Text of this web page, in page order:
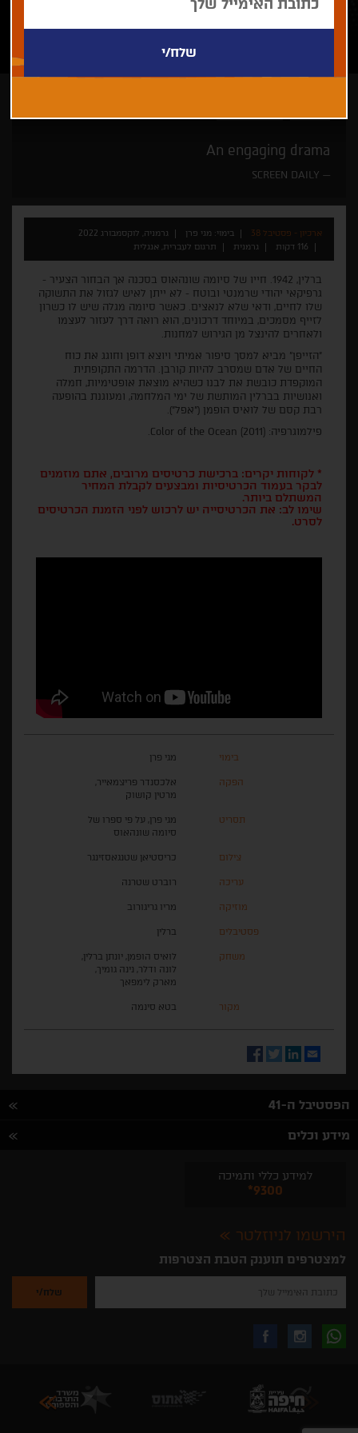
An engaging drama
SCREEN DAILY
ארכיון - פסטיבל 38 בימוי: מגי פרן
גרמניה, לוקסמבורג 2022
116 דקות
גרמנית תרגום לעברית, אנגלית
ברלין, 1942. חייו של סיומה שונהאוס בסכנה אך הבחור הצעיר -
גרפיקאי יהודי שרמנטי ובוטח - לא ייתן לאיש לגזול את התשוקה
שלו לחיים, ודאי שלא לנאצים. כאשר סיומה מגלה שיש לו כשרון
לזייף מסמכים, במיוחד דרכונים, הוא רואה דרך לעזור לעצמו
ולאחרים להינצל מן הגירוש למחנות.
"הזייפן" מביא למסך סיפור אמיתי ויוצא דופן וחוגג את כוח
החיים של אדם שמסרב להיות קורבן. הדרמה התקופתית
המוקפדת כובשת את לבנו כשהיא מוצאת אופטימיות, חמלה
ואנושיות בברלין המותשת של ימי המלחמה, ומעוגנת בהופעה
רבת קסם של לואיס הופמן ("אפל").
פילמוגרפיה: Color of the Ocean (2011).
* לקוחות יקרים: ברכישת כרטיסים מרובים, אתם מוזמנים
לבקר בעמוד הכרטיסיות ומבצעים לקבלת המחיר
המשתלם ביותר.
שימו לב: את הכרטיסייה יש לרכוש לפני הזמנת הכרטיסים
לסרט.
בימוי מגי פרן
הפקה
אלכסנדר פריצמאייר,
מרטין קושוק
תסריט
מגי פרן, על פי ספרו של
סיומה שונהאוס
צילום כריסטיאן שטנגאסזינגר
עריכה רוברט שטרנה
מוזיקה מריו גריגורוב
פסטיבלים ברלין
משחק
לואיס הופמן, יונתן ברלין,
לונה ודלר, נינה גומיך,
מארק לימפאך
מקור בטא סינמה
Email
LinkedIn
Twitter
Facebook
הפסטיבל ה-41
מידע וכלים
למידע כללי ותמיכה
*9300
הירשמו לניוזלטר
למצטרפים תוענק הטבת הצטרפות
להזין
שלך
לקבלת
באינסטגרם
עקבו
בפייסבוק